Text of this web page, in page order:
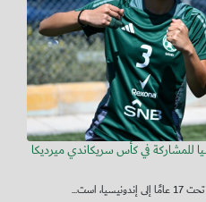
للمشاركة في كأس سريكاندي ميرديكا
است...